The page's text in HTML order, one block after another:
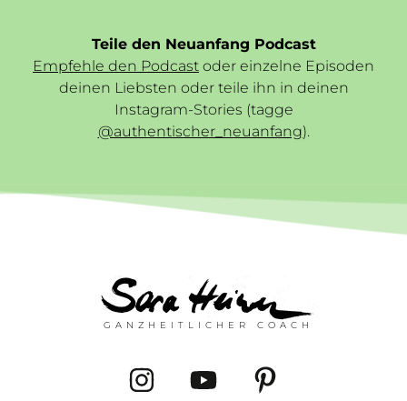
Teile den Neuanfang Podcast
Empfehle den Podcast oder einzelne Episoden
deinen Liebsten oder teile ihn in deinen
Instagram-Stories (tagge
@authentischer_neuanfang).
GANZHEITLICHER COACH